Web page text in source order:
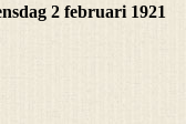
2 februari 1921